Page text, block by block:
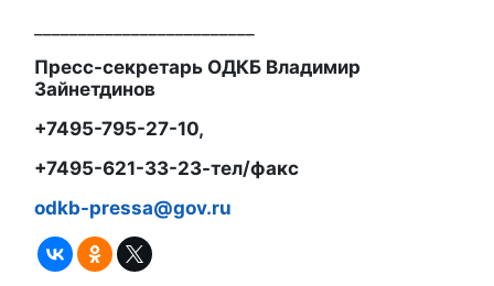
Пресс-секретарь ОДКБ Владимир
Зайнетдинов
+7495-795-27-10,
+7495-621-33-23-тел/факс
odkb-pressa@gov.ru